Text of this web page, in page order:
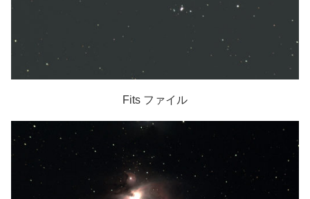
Fits ファイル